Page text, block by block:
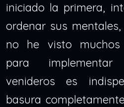
iniciado la primera,
ordenar sus
no he visto muchos
para
venideros es
basura